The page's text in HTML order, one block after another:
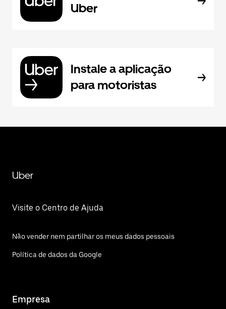
Uber
Instale a aplicação
para motoristas
Uber
Visite o Centro de Ajuda
Não vender nem partilhar os meus dados pessoais
Política de dados da Google
Empresa